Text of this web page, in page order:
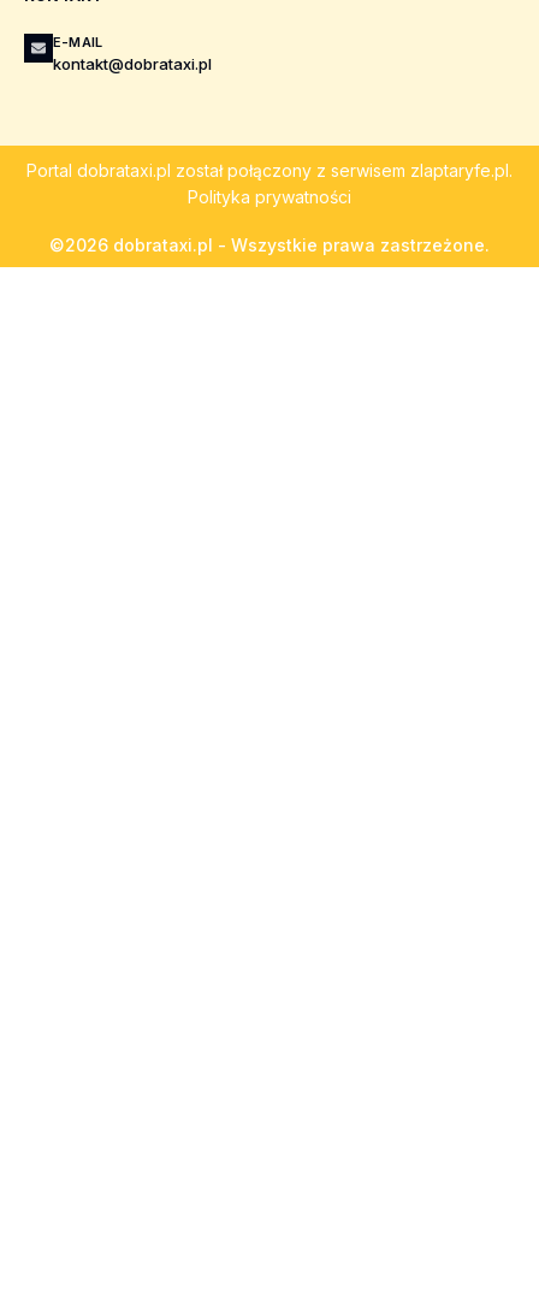
E-MAIL
kontakt@dobrataxi.pl
Portal dobrataxi.pl został połączony z serwisem zlaptaryfe.pl.
Polityka prywatności
©2026 dobrataxi.pl - Wszystkie prawa zastrzeżone.